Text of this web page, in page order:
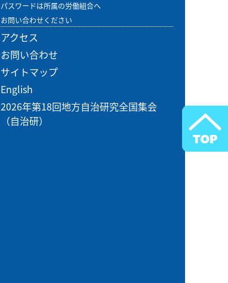
パスワードは所属の労働組合へ
お問い合わせください
アクセス
お問い合わせ
サイトマップ
English
2026年第18回地方自治研究全国集会
（自治研）